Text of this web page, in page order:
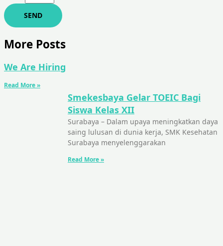
SEND
More Posts
We Are Hiring
Read More »
Smekesbaya Gelar TOEIC Bagi
Siswa Kelas XII
Surabaya – Dalam upaya meningkatkan daya
saing lulusan di dunia kerja, SMK Kesehatan
Surabaya menyelenggarakan
Read More »